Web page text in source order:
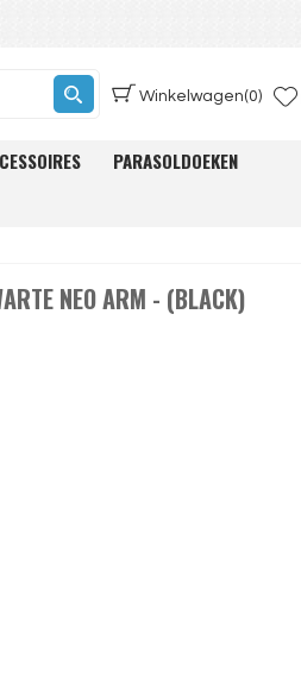
Winkelwagen(0)
PARASOLDOEKEN
NEO ARM - (BLACK)